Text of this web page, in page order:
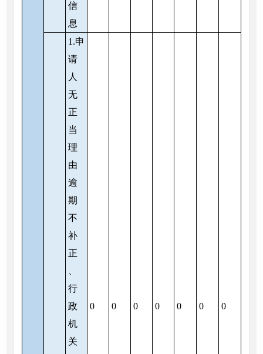
信
息
1.申
请
人
无
正
当
理
由
逾
期
不
补
正
行
政
机
关
0 0 0 0 0 0 0